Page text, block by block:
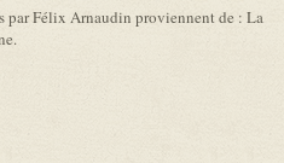
par Félix Arnaudin proviennent de : La